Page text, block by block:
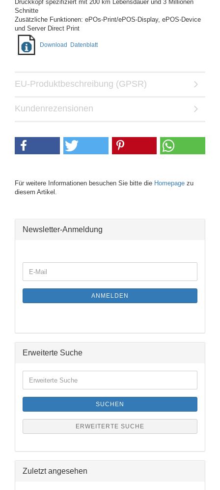
Druckkopf spezifiziert mit 200 km Lebensdauer und 3 Millionen
Schnitte
Zusätzliche Funktionen: ePOs-Print/ePOS-Display, ePOS-Device
und Server Direct Print
Download Datenblatt
EU-Produktbeschreibung (GPSR)
Kundenrezensionen
Für weitere Informationen besuchen Sie bitte die Homepage zu
diesem Artikel.
Newsletter-Anmeldung
ZUR
E-
Mail
ANMELDEN
Erweiterte Suche
Suche
SUCHEN
ERWEITERTE SUCHE
Zuletzt angesehen